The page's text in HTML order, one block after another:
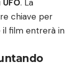
UFO. La
chiave per
film entrerà in